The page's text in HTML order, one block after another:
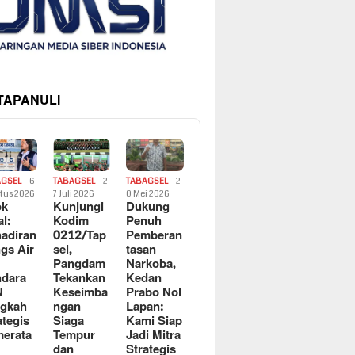
6
2026
Air
TABAGSEL
2
7 Juli 2026
Kunjungi
Kodim
0212/Tap
sel,
Pangdam
Tekankan
Keseimba
ngan
Siaga
Tempur
dan
TABAGSEL
2
0 Mei 2026
Dukung
Penuh
Pemberan
tasan
Narkoba,
Kedan
Prabo Nol
Lapan:
Kami Siap
Jadi Mitra
Strategis